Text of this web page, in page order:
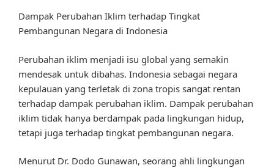
Dampak Perubahan Iklim terhadap Tingkat
Pembangunan Negara di Indonesia
Perubahan iklim menjadi isu global yang semakin
mendesak untuk dibahas. Indonesia sebagai negara
kepulauan yang terletak di zona tropis sangat rentan
terhadap dampak perubahan iklim. Dampak perubahan
iklim tidak hanya berdampak pada lingkungan hidup,
tetapi juga terhadap tingkat pembangunan negara.
Menurut Dr. Dodo Gunawan, seorang ahli lingkungan